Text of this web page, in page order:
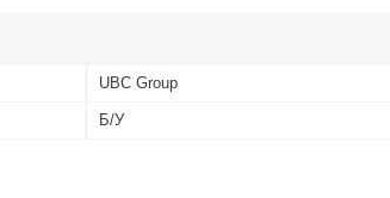
UBC Group
Б/У